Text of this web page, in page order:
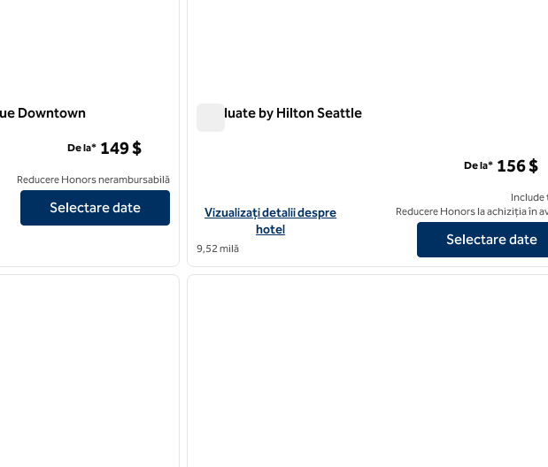
Downtown
Inn Seattle Bellevue Downtown
De la* 149 $
Reducere Honors nerambursabilă
Selectare date
Graduate by Hilton Seattle
Vizualizați detaliile hotelului pentru Graduate by Hilton Seattle
Vizualizați detalii despre
hotel
9,52 milă
De la* 156 $
Include
Reducere Honors la achiziția în
Selectare date
imaginea următoare
1
1 din 12